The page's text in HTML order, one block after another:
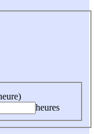
heures